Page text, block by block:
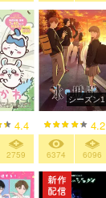
4.4
2759
シーズン1
4.2
6374 6096